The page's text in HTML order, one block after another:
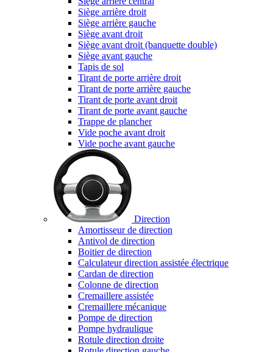
Siège arrière droit
Siège arrière gauche
Siège avant droit
Siège avant droit (banquette double)
Siège avant gauche
Tapis de sol
Tirant de porte arrière droit
Tirant de porte arrière gauche
Tirant de porte avant droit
Tirant de porte avant gauche
Trappe de plancher
Vide poche avant droit
Vide poche avant gauche
Direction
Amortisseur de direction
Antivol de direction
Boitier de direction
Calculateur direction assistée électrique
Cardan de direction
Colonne de direction
Cremaillere assistée
Cremaillere mécanique
Pompe de direction
Pompe hydraulique
Rotule direction droite